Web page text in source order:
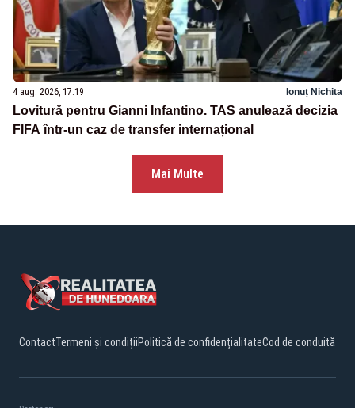
4 aug. 2026, 17:19 Ionuț Nichita
Lovitură pentru Gianni Infantino. TAS anulează decizia
FIFA într-un caz de transfer internațional
Mai Multe
ContactTermeni și condițiiPolitică de confidențialitateCod de conduită